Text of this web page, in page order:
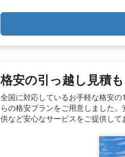
格安の引っ越し見積
全国に対応しているお手軽な格安
らの格安プランをご用意しました
供など安心なサービスをご提供して